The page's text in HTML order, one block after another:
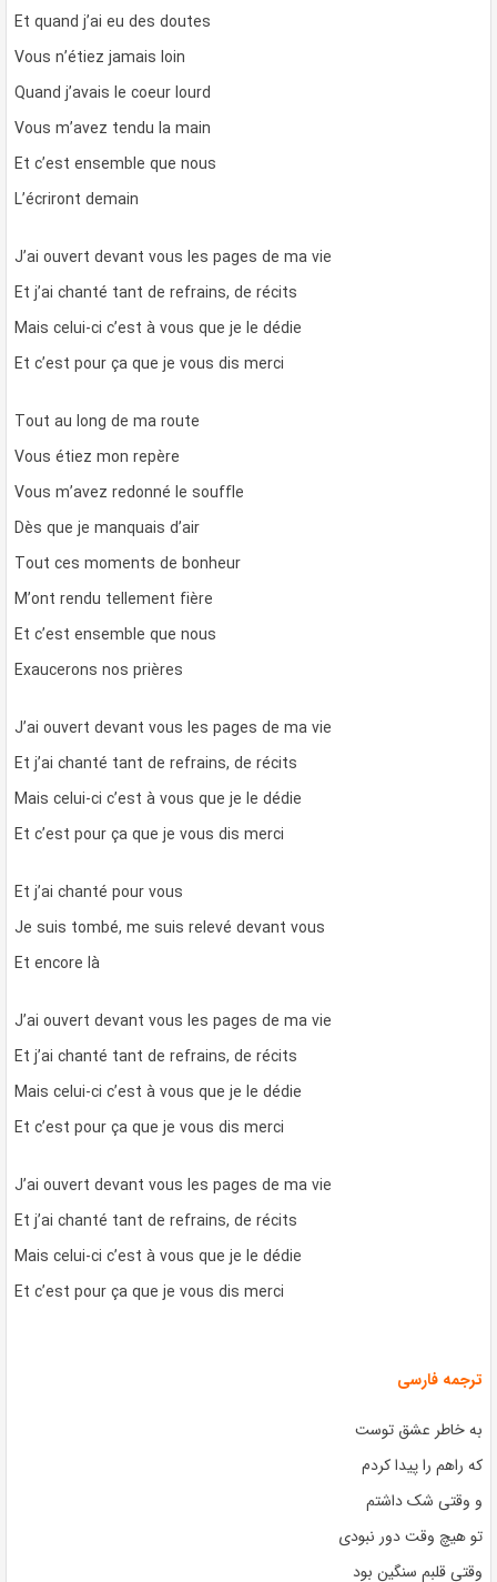
Et quand j’ai eu des doutes
Vous n’étiez jamais loin
Quand j’avais le coeur lourd
Vous m’avez tendu la main
Et c’est ensemble que nous
L’écriront demain
J’ai ouvert devant vous les pages de ma vie
Et j’ai chanté tant de refrains, de récits
Mais celui-ci c’est à vous que je le dédie
Et c’est pour ça que je vous dis merci
Tout au long de ma route
Vous étiez mon repère
Vous m’avez redonné le souffle
Dès que je manquais d’air
Tout ces moments de bonheur
M’ont rendu tellement fière
Et c’est ensemble que nous
Exaucerons nos prières
J’ai ouvert devant vous les pages de ma vie
Et j’ai chanté tant de refrains, de récits
Mais celui-ci c’est à vous que je le dédie
Et c’est pour ça que je vous dis merci
Et j’ai chanté pour vous
Je suis tombé, me suis relevé devant vous
Et encore là
J’ai ouvert devant vous les pages de ma vie
Et j’ai chanté tant de refrains, de récits
Mais celui-ci c’est à vous que je le dédie
Et c’est pour ça que je vous dis merci
J’ai ouvert devant vous les pages de ma vie
Et j’ai chanté tant de refrains, de récits
Mais celui-ci c’est à vous que je le dédie
Et c’est pour ça que je vous dis merci
ترجمه فارسی
به خاطر عشق توست
که راهم را پیدا کردم
و وقتی شک داشتم
تو هیچ وقت دور نبودی
وقتی قلبم سنگین بود